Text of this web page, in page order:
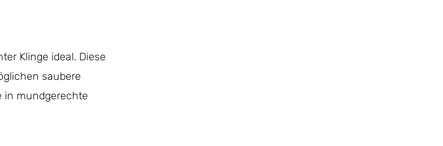
Klinge ideal. Diese
saubere
in mundgerechte